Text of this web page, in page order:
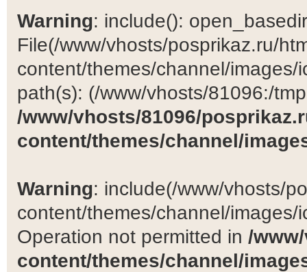
Warning: include():
File(/www/vhosts/posprikaz.ru/
content/themes/channel/
path(s): (/www/vhosts/81096:/
/www/vhosts/81096/
content/themes/channel/
Warning: include(/www/vhosts/
content/themes/channel/
Operation not permitted in /
content/themes/channel/